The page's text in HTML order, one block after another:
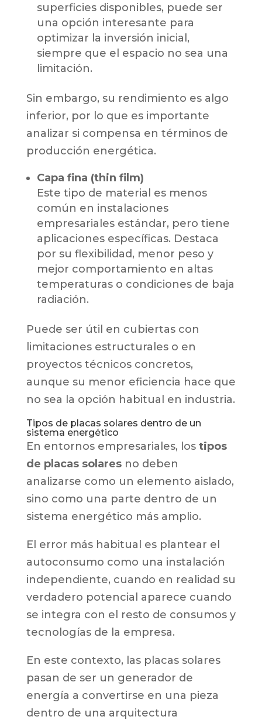
superficies disponibles, puede ser
una opción interesante para
optimizar la inversión inicial,
siempre que el espacio no sea una
limitación.
Sin embargo, su rendimiento es algo
inferior, por lo que es importante
analizar si compensa en términos de
producción energética.
Capa fina (thin film)
Este tipo de material es menos
común en instalaciones
empresariales estándar, pero tiene
aplicaciones específicas. Destaca
por su flexibilidad, menor peso y
mejor comportamiento en altas
temperaturas o condiciones de baja
radiación.
Puede ser útil en cubiertas con
limitaciones estructurales o en
proyectos técnicos concretos,
aunque su menor eficiencia hace que
no sea la opción habitual en industria.
Tipos de placas solares dentro de un
sistema energético
En entornos empresariales, los tipos
de placas solaresno deben
analizarse como un elemento aislado,
sino como una parte dentro de un
sistema energético más amplio.
El error más habitual es plantear el
autoconsumo como una instalación
independiente, cuando en realidad su
verdadero potencial aparece cuando
se integra con el resto de consumos y
tecnologías de la empresa.
En este contexto, las placas solares
pasan de ser un generador de
energía a convertirse en una pieza
dentro de una arquitectura